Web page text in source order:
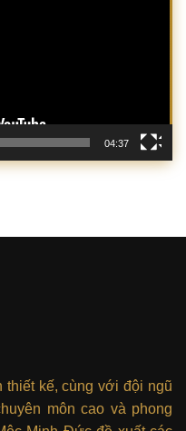
04:37
kế, cùng với đội ngũ
môn cao và phong